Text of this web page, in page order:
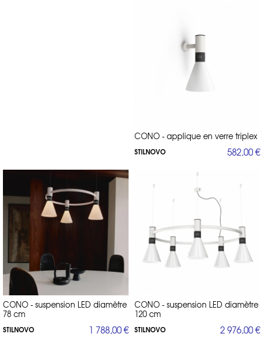
CONO - applique en verre triplex
STILNOVO 582,00 €
CONO - suspension LED diamètre
78 cm
STILNOVO 1 788,00 €
CONO - suspension LED diamètre
120 cm
STILNOVO 2 976,00 €